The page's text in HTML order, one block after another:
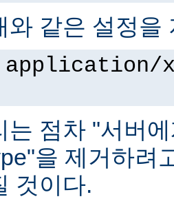
와 같은 설정을
application/
는 점차 "서버
을 제거하려
것이다.